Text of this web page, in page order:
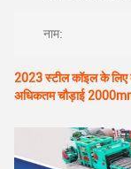
नाम:
2023 स्टील कॉइल के
अधिकतम चौड़ाई